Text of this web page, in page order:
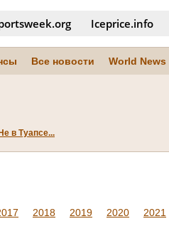
Iceprice.info
Все новости World News
Не в Туапсе...
2018 2019 2020
2021